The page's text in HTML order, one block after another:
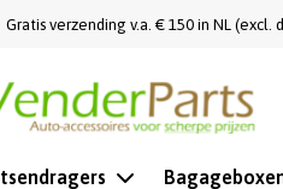
Gratis verzending v.a. € 150 in NL (excl.